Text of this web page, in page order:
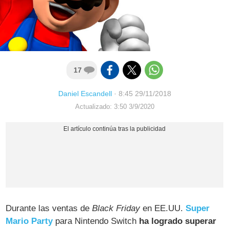
17
Daniel Escandell· 8:45 29/11/2018
Actualizado: 3:50 3/9/2020
Durante las ventas deBlack Friday en EE.UU.Super
Mario Partypara Nintendo Switch ha logrado superar